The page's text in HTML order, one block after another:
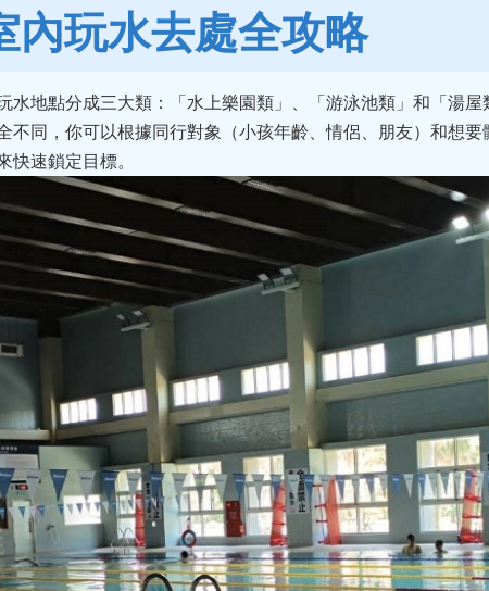
內玩水去處全攻略
水地點分成三大類：「水上樂園類」、「游泳池類」和「湯
不同，你可以根據同行對象（小孩年齡、情侶、朋友）和想
快速鎖定目標。